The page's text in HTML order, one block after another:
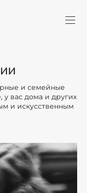
и семейные
у вас дома и других
и искусственным